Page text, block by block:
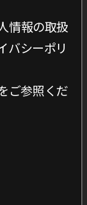
情報の取扱
バシーポリ
ご参照くだ